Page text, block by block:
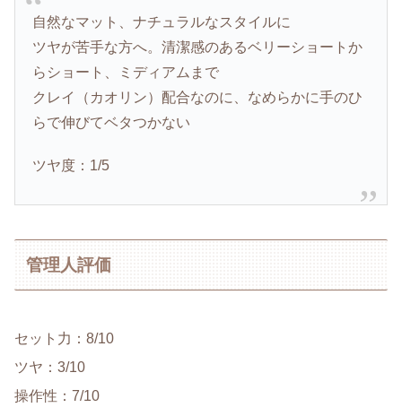
自然なマット、ナチュラルなスタイルに
ツヤが苦手な方へ。清潔感のあるベリーショートか
らショート、ミディアムまで
クレイ（カオリン）配合なのに、なめらかに手のひ
らで伸びてベタつかない
ツヤ度：1/5
管理人評価
セット力：8/10
ツヤ：3/10
操作性：7/10